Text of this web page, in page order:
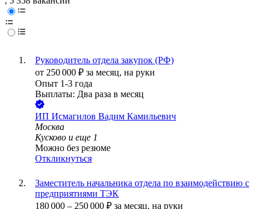
Руководитель отдела закупок (РФ)
от 250 000 ₽ за месяц, на руки
Опыт 1-3 года
Выплаты: Два раза в месяц
ИП Исмагилов Вадим Камильевич
Москва
Кусково и еще 1
Можно без резюме
Откликнуться
Заместитель начальника отдела по взаимодействию с
предприятиями ТЭК
180 000 – 250 000 ₽ за месяц, на руки